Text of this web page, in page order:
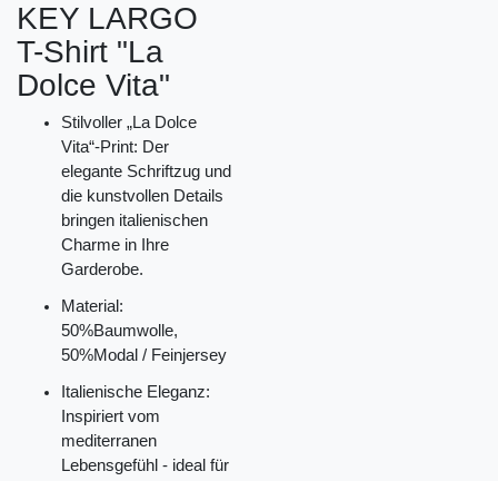
KEY LARGO
T-Shirt "La
Dolce Vita"
Stilvoller „La Dolce
Vita“-Print: Der
elegante Schriftzug und
die kunstvollen Details
bringen italienischen
Charme in Ihre
Garderobe.
Material:
50%Baumwolle,
50%Modal / Feinjersey
Italienische Eleganz:
Inspiriert vom
mediterranen
Lebensgefühl - ideal für